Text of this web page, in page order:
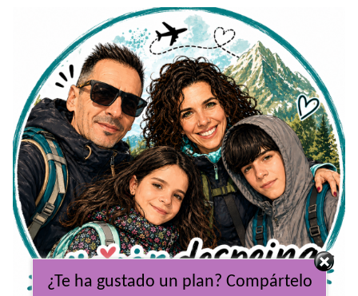
¿Te ha gustado un plan? Compártelo